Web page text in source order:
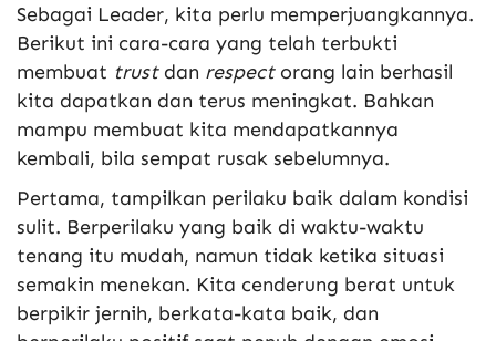
Sebagai Leader, kita perlu memperjuangkannya.
Berikut ini cara-cara yang telah terbukti
membuat trust dan respect orang lain berhasil
kita dapatkan dan terus meningkat. Bahkan
mampu membuat kita mendapatkannya
kembali, bila sempat rusak sebelumnya.
Pertama, tampilkan perilaku baik dalam kondisi
sulit. Berperilaku yang baik di waktu-waktu
tenang itu mudah, namun tidak ketika situasi
semakin menekan. Kita cenderung berat untuk
berpikir jernih, berkata-kata baik, dan